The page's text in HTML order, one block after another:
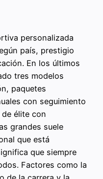
personalizada
país, prestigio
En los últimos
tres modelos
paquetes
con seguimiento
élite con
grandes suele
que está
que siempre
Factores como la